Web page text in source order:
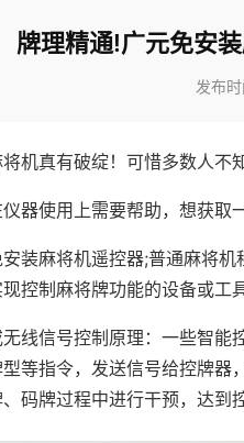
牌理精通!广元免安
发布
机真有破绽！可惜多数人不
器使用上需要帮助，想获取
装麻将机遥控器;普通麻将
控制麻将牌功能的设备或工具
线信号控制原理：一些智能
等指令，发送信号给控牌器
码牌过程中进行干预，达到